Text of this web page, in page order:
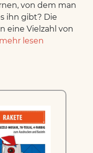
von dem man
ihn gibt? Die
eine Vielzahl von
mehr lesen